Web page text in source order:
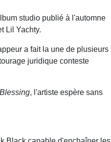
studio publié à l'automne
Lil Yachty.
a fait la une de plusieurs
juridique conteste
, l'artiste espère sans